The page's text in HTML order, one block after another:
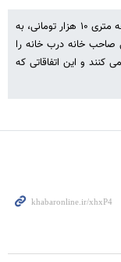
چند جوان به بهانه فروش پتوی ۵۰ هزار تومانی و پارچه متری ۱۰ هزار تومانی، به
صاحب خانه درب خانه را
کنند و این اتفاقاتی که